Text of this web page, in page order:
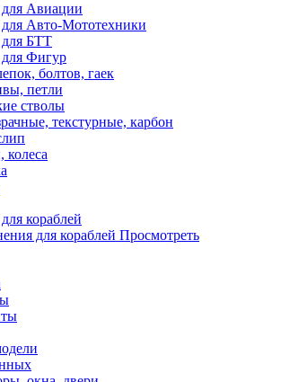
Авиации
Авто-Мототехники
БТТ
Фигур
болтов, гаек
петли
стволы
текстурные, карбон
колеса
кораблей
для кораблей Просмотреть